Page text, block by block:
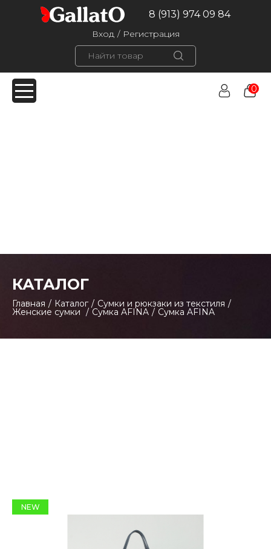
8 (913) 974 09 84
Вход / Регистрация
0
КАТАЛОГ
Главная / Каталог / Сумки и рюкзаки из текстиля /
Женские сумки / Сумка AFINA / Сумка AFINA
NEW